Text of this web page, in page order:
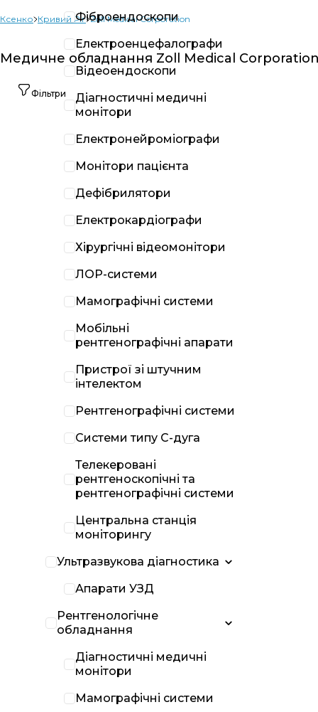
Ксенко Кривий Ріг Zoll Medical Corporation
Медичне обладнання Zoll Medical Corporation
Фільтри
Фіброендоскопи
Електроенцефалографи
Відеоендоскопи
Діагностичні медичні
монітори
Електронейроміографи
Монітори пацієнта
Дефібрилятори
Електрокардіографи
Хірургічні відеомонітори
ЛОР-системи
Мамографічні системи
Мобільні
рентгенографічні апарати
Пристрої зі штучним
інтелектом
Рентгенографічні системи
Системи типу С-дуга
Телекеровані
рентгеноскопічні та
рентгенографічні системи
Центральна станція
моніторингу
Ультразвукова діагностика
Апарати УЗД
Рентгенологічне
обладнання
Діагностичні медичні
монітори
Мамографічні системи